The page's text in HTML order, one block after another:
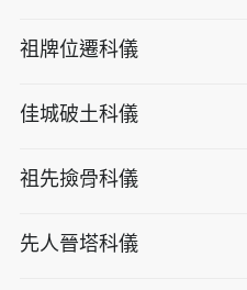
祖牌位遷科儀
佳城破土科儀
祖先撿骨科儀
先人晉塔科儀